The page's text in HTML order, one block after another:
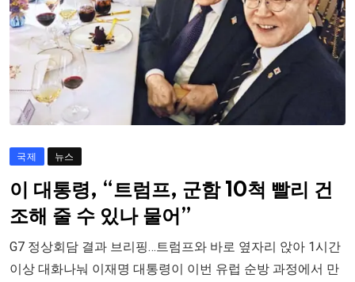
국제 뉴스
이 대통령, “트럼프, 군함 10척 빨리 건
조해 줄 수 있나 물어”
G7 정상회담 결과 브리핑…트럼프와 바로 옆자리 앉아 1시간
이상 대화나눠 이재명 대통령이 이번 유럽 순방 과정에서 만